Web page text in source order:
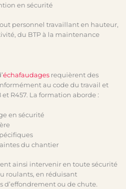
en sécurité
personnel travaillant en hauteur,
du BTP à la maintenance
échafaudages requièrent des
au code du travail et
R457. La formation aborde :
en sécurité
du chantier
ainsi intervenir en toute sécurité
roulants, en réduisant
d’effondrement ou de chute.